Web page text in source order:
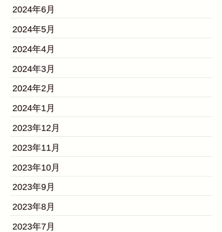
2024年6月
2024年5月
2024年4月
2024年3月
2024年2月
2024年1月
2023年12月
2023年11月
2023年10月
2023年9月
2023年8月
2023年7月